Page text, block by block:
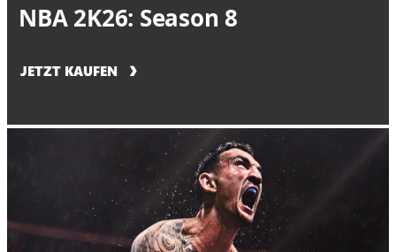
NBA 2K26: Season 8
JETZT KAUFEN